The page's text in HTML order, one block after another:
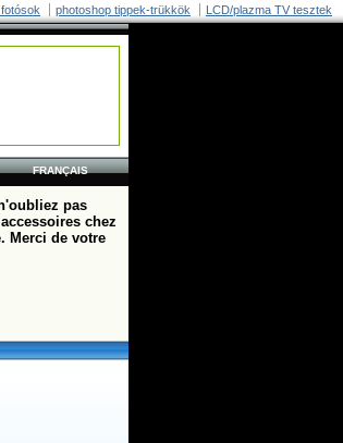
photoshop tippek-trükkök LCD/plazma TV tesztek
FRANÇAIS
pas
chez
Merci de votre